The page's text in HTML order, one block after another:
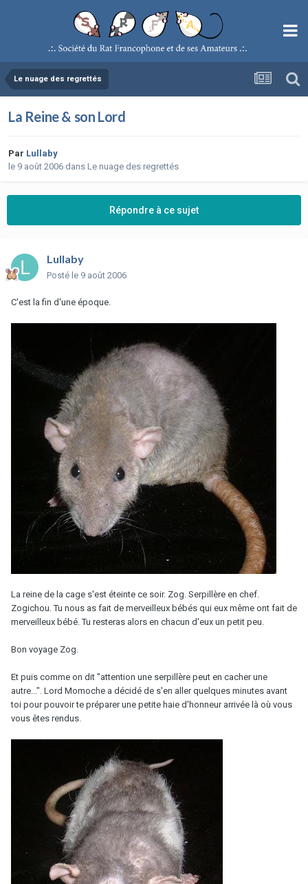
Le nuage des regrettés
La Reine & son Lord
Par Lullaby
le 9 août 2006 dans Le nuage des regrettés
Répondre à ce sujet
Lullaby
Posté le 9 août 2006
C'est la fin d'une époque.
La reine de la cage s'est éteinte ce soir. Zog. Serpillère en chef.
Zogichou. Tu nous as fait de merveilleux bébés qui eux même ont fait de
merveilleux bébé. Tu resteras alors en chacun d'eux un petit peu.
Bon voyage Zog.
Et puis comme on dit "attention une serpillère peut en cacher une
autre...". Lord Momoche a décidé de s'en aller quelques minutes avant
toi pour pouvoir te préparer une petite haie d'honneur arrivée là où vous
vous êtes rendus.